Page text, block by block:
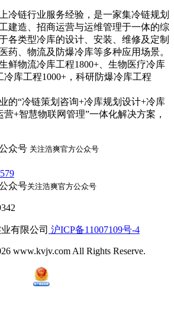
冷链行业服务经验，是一家集冷链规划
建造、招商运营与运维管理于一体的综
各类型冷库的设计、安装、维修及定制
药、物流及防爆冷库等多种应用场景。
鲜物流冷库工程1800+、生物医疗冷库
冷库工程1000+，科研防爆冷库工程
的“冷链策划咨询+冷库规划设计+冷库
+智慧物联网管理”一体化解决方案，
关注浩爽官方公众号
关注浩爽官方公众号
有限公司 沪ICP备11007109号-4
www.kvjv.com All Rights Reserve.